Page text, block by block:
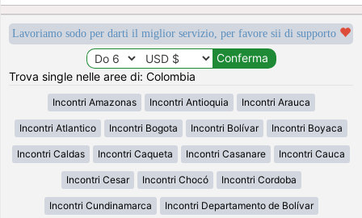
Lavoriamo sodo per darti il miglior servizio, per favore sii di supporto
Trova single nelle aree di: Colombia
Incontri Amazonas Incontri Antioquia Incontri Arauca
Incontri Atlantico Incontri Bogota Incontri Bolívar Incontri Boyaca
Incontri Caldas Incontri Caqueta Incontri Casanare Incontri Cauca
Incontri Cesar Incontri Chocó Incontri Cordoba
Incontri Cundinamarca Incontri Departamento de Bolívar